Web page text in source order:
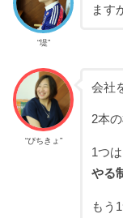
“堤”
ます
“ぴちきょ”
会社
2本の
1つ
やる
もう